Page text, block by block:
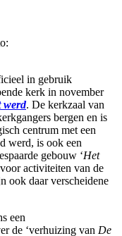
in gebruik
kerk in november
werd. De kerkzaal van
bergen en is
centrum met een
werd, is ook een
gebouw ‘Het
activiteiten van de
ook daar verscheidene
een
de ‘verhuizing van De